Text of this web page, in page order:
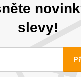
slevy!